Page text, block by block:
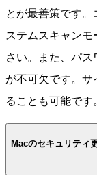
とが最善策です
ステムスキャン
さい。また、パ
が不可欠です。サ
ることも可能です
Macのセキュリティ